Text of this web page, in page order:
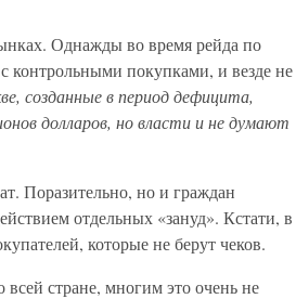
Однажды во время рейда по
контрольными покупками, и везде не
созданные в период дефицита,
долларов, но власти и не думают
Поразительно, но и граждан
отдельных «зануд». Кстати, в
которые не берут чеков.
стране, многим это очень не